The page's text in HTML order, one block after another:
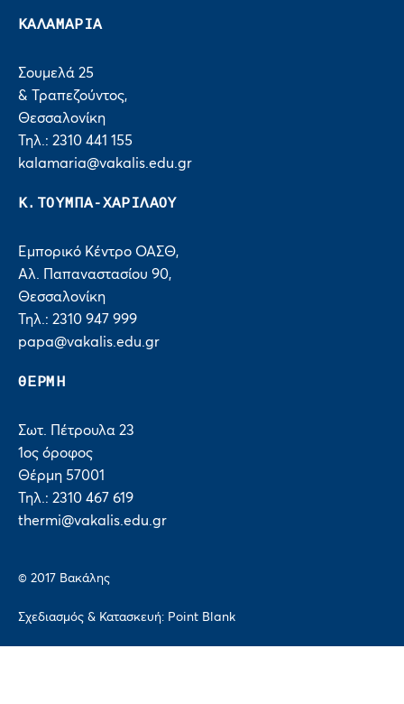
ΚΑΛΑΜΑΡΙΑ
Σουμελά 25
& Τραπεζούντος,
Θεσσαλονίκη
Τηλ.: 2310 441 155
kalamaria@vakalis.edu.gr
Κ.ΤΟΥΜΠΑ-ΧΑΡΙΛΑΟΥ
Εμπορικό Κέντρο ΟΑΣΘ,
Αλ. Παπαναστασίου 90,
Θεσσαλονίκη
Τηλ.: 2310 947 999
papa@vakalis.edu.gr
ΘΕΡΜΗ
Σωτ. Πέτρουλα 23
1ος όροφος
Θέρμη 57001
Τηλ.: 2310 467 619
thermi@vakalis.edu.gr
© 2017 Bακάλης
Σχεδιασμός & Κατασκευή: Point Blank